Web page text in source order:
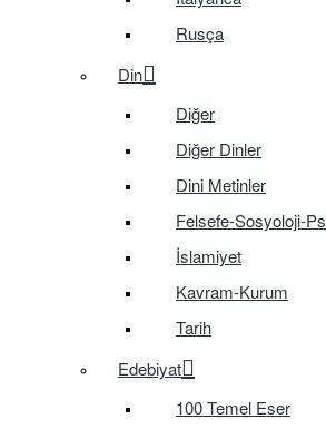
Rusça
Din
Diğer
Diğer Dinler
Dini Metinler
Felsefe-Sosyoloji-
İslamiyet
Kavram-Kurum
Tarih
Edebiyat
100 Temel Eser